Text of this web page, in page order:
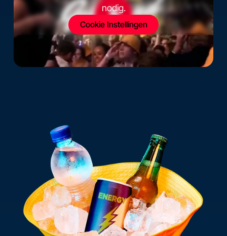
nodig.
Cookie Instellingen